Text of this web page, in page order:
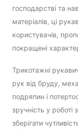
господарстві та
матеріалів, ці
користувачів,
покращені
Трикотажні
рук від бруду,
подряпин і
зручність у
зберігати